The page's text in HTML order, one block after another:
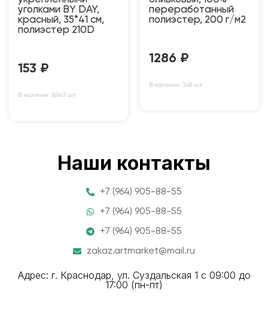
уголками BY DAY,
красный, 35*41 см,
полиэстер 210D
153 ₽
В наличии: 56147 шт
переработанный
полиэстер, 200 г/м2
1286 ₽
В наличии: 348 шт
Наши контакты
+7 (964) 905-88-55
+7 (964) 905-88-55
+7 (964) 905-88-55
zakaz.artmarket@mail.ru
Адрес: г. Краснодар, ул. Суздальская 1 с 09:00 до
17:00 (пн-пт)